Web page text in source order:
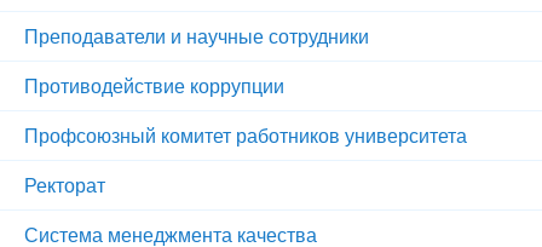
Преподаватели и научные сотрудники
Противодействие коррупции
Профсоюзный комитет работников университета
Ректорат
Система менеджмента качества